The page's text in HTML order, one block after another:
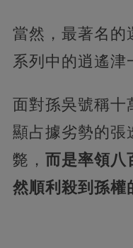
當然，最著名的
系列中的逍遙津
面對孫吳號稱十
顯占據劣勢的張
斃， 而是率領八
然順利殺到孫權